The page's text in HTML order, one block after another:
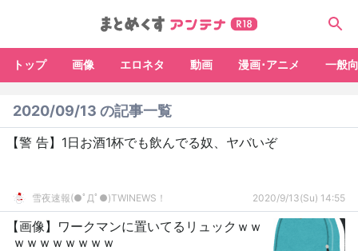
トップ 画像 エロネタ 動画 漫画･アニメ 一般
2020/09/13 の記事一覧
【警 告】1日お酒1杯でも飲んでる奴、ヤバいぞ
雪夜速報(●ﾟДﾟ●)TWINEWS！ 2020/9/13(Su) 14:55
【画像】ワークマンに置いてるリュックｗｗ
ｗｗｗｗｗｗｗｗ